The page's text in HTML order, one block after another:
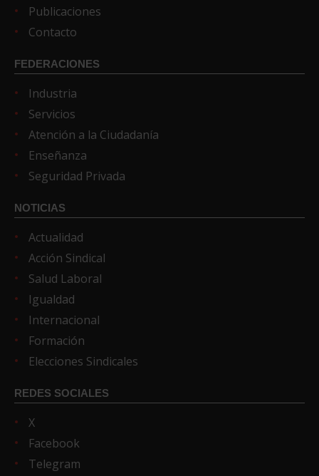
Publicaciones
Contacto
FEDERACIONES
Industria
Servicios
Atención a la Ciudadanía
Enseñanza
Seguridad Privada
NOTICIAS
Actualidad
Acción Sindical
Salud Laboral
Igualdad
Internacional
Formación
Elecciones Sindicales
REDES SOCIALES
X
Facebook
Telegram